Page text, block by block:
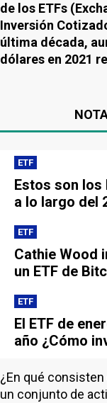
de los ETFs
Inversión
última década,
dólares en 2021
ETF
Estos son los
a lo largo del
ETF
Cathie Wood
un ETF de
ETF
El ETF de
año ¿Cómo
¿En qué
un conjunto de